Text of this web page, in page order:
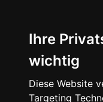
Ihre
wichtig
Diese Website
Targeting